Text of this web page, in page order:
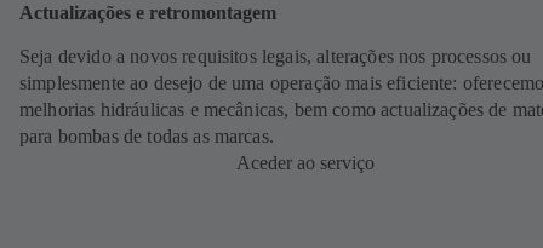
Actualizações e retromontagem
Seja devido a novos requisitos legais, alterações nos processos ou
simplesmente ao desejo de uma operação mais eficiente:
melhorias hidráulicas e mecânicas, bem como actualizações de
para bombas de todas as marcas.
Aceder ao serviço